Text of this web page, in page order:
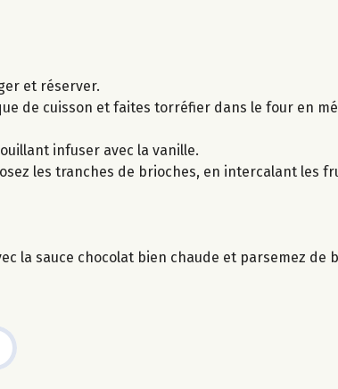
et réserver.
de cuisson et faites torréfier dans le four en
infuser avec la vanille.
les tranches de brioches, en intercalant les
la sauce chocolat bien chaude et parsemez de